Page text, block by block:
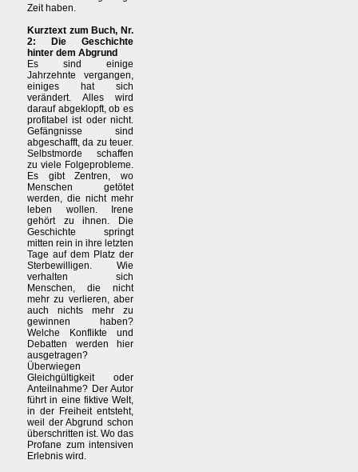
Zeit haben.
Kurztext zum Buch, Nr.
2: Die Geschichte
hinter dem Abgrund
Es sind einige
Jahrzehnte vergangen,
einiges hat sich
verändert. Alles wird
darauf abgeklopft, ob es
profitabel ist oder nicht.
Gefängnisse sind
abgeschafft, da zu teuer.
Selbstmorde schaffen
zu viele Folgeprobleme.
Es gibt Zentren, wo
Menschen getötet
werden, die nicht mehr
leben wollen. Irene
gehört zu ihnen. Die
Geschichte springt
mitten rein in ihre letzten
Tage auf dem Platz der
Sterbewilligen. Wie
verhalten sich
Menschen, die nicht
mehr zu verlieren, aber
auch nichts mehr zu
gewinnen haben?
Welche Konflikte und
Debatten werden hier
ausgetragen?
Überwiegen
Gleichgültigkeit oder
Anteilnahme? Der Autor
führt in eine fiktive Welt,
in der Freiheit entsteht,
weil der Abgrund schon
überschritten ist. Wo das
Profane zum intensiven
Erlebnis wird.